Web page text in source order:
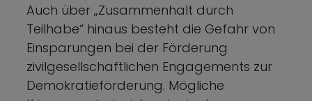
Auch über „Zusammenhalt durch
Teilhabe“ hinaus besteht die Gefahr von
Einsparungen bei der Förderung
zivilgesellschaftlichen Engagements zur
Demokratieförderung. Mögliche